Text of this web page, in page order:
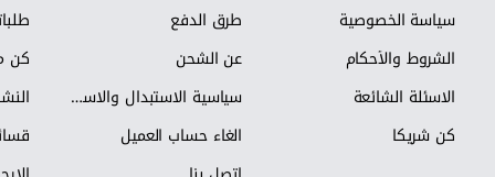
سياسة الخصوصية
الشروط والأحكام
الاسئلة الشائعة
كن شريكاً
طرق الدفع
عن الشحن
سياسية الاستبدال والاسترجاع
الغاء حساب العميل
كن